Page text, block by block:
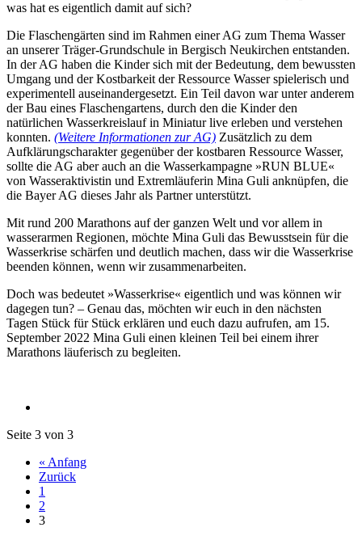
was hat es eigentlich damit auf sich?
Die Flaschengärten sind im Rahmen einer AG zum Thema Wasser
an unserer Träger-Grundschule in Bergisch Neukirchen entstanden.
In der AG haben die Kinder sich mit der Bedeutung, dem bewussten
Umgang und der Kostbarkeit der Ressource Wasser spielerisch und
experimentell auseinandergesetzt. Ein Teil davon war unter anderem
der Bau eines Flaschengartens, durch den die Kinder den
natürlichen Wasserkreislauf in Miniatur live erleben und verstehen
konnten. (Weitere Informationen zur AG) Zusätzlich zu dem
Aufklärungscharakter gegenüber der kostbaren Ressource Wasser,
sollte die AG aber auch an die Wasserkampagne »RUN BLUE«
von Wasseraktivistin und Extremläuferin Mina Guli anknüpfen, die
die Bayer AG dieses Jahr als Partner unterstützt.
Mit rund 200 Marathons auf der ganzen Welt und vor allem in
wasserarmen Regionen, möchte Mina Guli das Bewusstsein für die
Wasserkrise schärfen und deutlich machen, dass wir die Wasserkrise
beenden können, wenn wir zusammenarbeiten.
Doch was bedeutet »Wasserkrise« eigentlich und was können wir
dagegen tun? – Genau das, möchten wir euch in den nächsten
Tagen Stück für Stück erklären und euch dazu aufrufen, am 15.
September 2022 Mina Guli einen kleinen Teil bei einem ihrer
Marathons läuferisch zu begleiten.
Seite 3 von 3
« Anfang
Zurück
1
2
3